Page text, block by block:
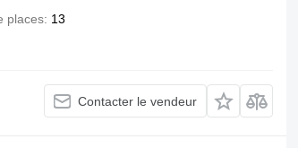
places 13
Contacter le vendeur